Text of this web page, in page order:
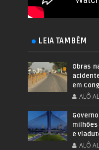
LEIA TAMBÉM
Obras
em
ALÔ
e
ALÔ